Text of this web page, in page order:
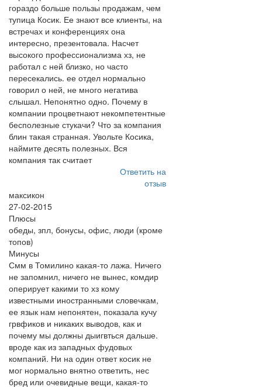
гораздо больше пользы продажам, чем
тупица Косик. Ее знают все клиенты, на
встречах и конференциях она
интересно, презентовала. Насчет
высокого профессионализма хз, не
работал с ней близко, но часто
пересекались. ее отдел нормально
говорил о ней, не много негатива
слышал. Непонятно одно. Почему в
компании процветнают некомпетентные
бесполезные стукачи? Что за компания
блин такая странная. Увольте Косика,
наймите десять полезных. Вся
компания так считает
Ответить на
отзыв
максикон
27-02-2015
Плюсы
обеды, зпл, бонусы, офис, люди (кроме
топов)
Минусы
Смм в Томилино какая-то лажа. Ничего
не запомнил, ничего не вынес, комдир
оперирует какими то хз кому
известными иностранными словечкам,
ее язык нам непонятен, показала кучу
грвфиков и никаких выводов, как и
почему мы должны дыигвться дальше.
вроде как из западных фудовых
компаний. Ни на один ответ косик не
мог нормально внятно ответить, нес
бред или очевидные вещи, какая-то